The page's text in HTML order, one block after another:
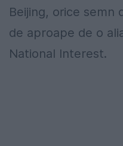
Beijing, orice semn
de aproape de o
National Interest.